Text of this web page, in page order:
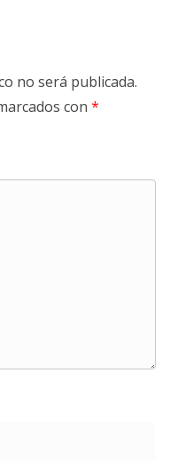
no será publicada.
con *